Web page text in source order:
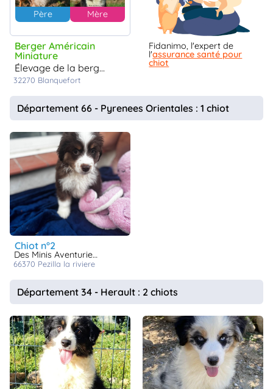
Père Mère
Berger Américain
Miniature
élevage de la bergerie d'argent
32270 Blanquefort
Fidanimo, l'expert de
l'assurance santé pour
chiot
Département 66 - Pyrenees Orientales : 1 chiot
chiot n°2
Des Minis Aventuriers De Niky
66370 pezilla la riviere
Département 34 - Herault : 2 chiots